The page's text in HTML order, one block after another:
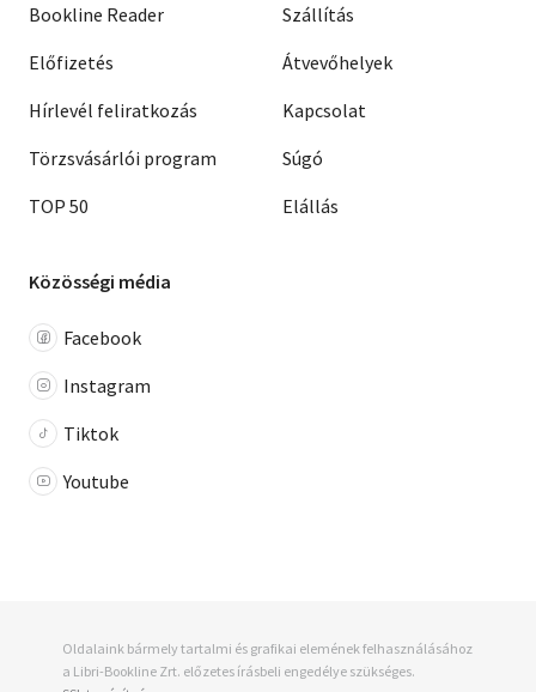
Bookline Reader
Előfizetés
Hírlevél feliratkozás
Törzsvásárlói program
TOP 50
Szállítás
Átvevőhelyek
Kapcsolat
Súgó
Elállás
Közösségi média
Facebook
Instagram
Tiktok
Youtube
Oldalaink bármely tartalmi és grafikai elemének felhasználásához
a Libri-Bookline Zrt. előzetes írásbeli engedélye szükséges.